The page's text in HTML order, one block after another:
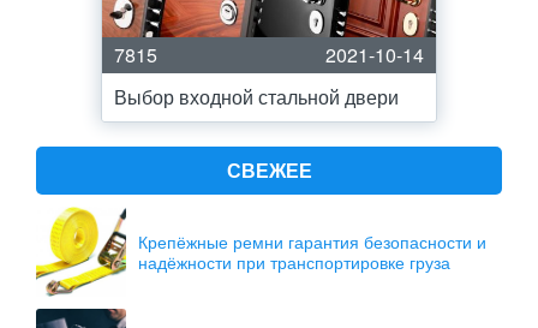
7815
2021-10-14
Выбор входной стальной двери
СВЕЖЕЕ
Крепёжные ремни гарантия безопасности и
надёжности при транспортировке груза